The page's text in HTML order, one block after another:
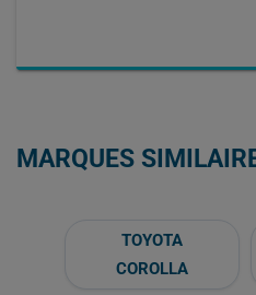
MARQUES
TOYOTA
COROLLA